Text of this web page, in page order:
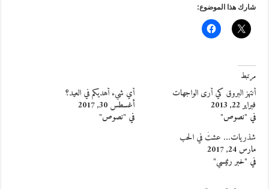
شارك هذا الموضوع:
مرتبط
أنتهز البروق كي أرى الواجهات
فبراير 22, 2013
في "نصوص"
أي شيء أهديكم في العيد؟
أغسطس 30, 2017
في "نصوص"
شذريات… عشتُ في الحب
مارس 24, 2017
في "خبر رئيسي"